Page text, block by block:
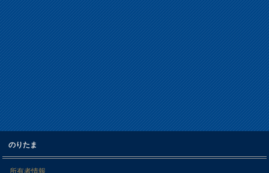
のりたま
所有者情報